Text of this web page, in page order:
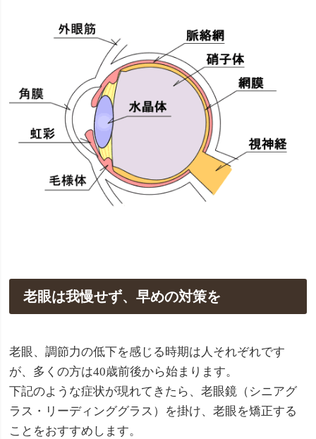
老眼は我慢せず、早めの対策を
老眼、調節力の低下を感じる時期は人それぞれです
が、多くの方は40歳前後から始まります。
下記のような症状が現れてきたら、老眼鏡（シニアグ
ラス・リーディンググラス）を掛け、老眼を矯正する
ことをおすすめします。